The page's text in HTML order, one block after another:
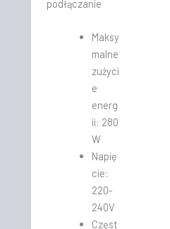
podłączanie
Maksy
malne
zużyci
e
energ
ii: 280
W
Napię
cie:
220-
240V
Częst